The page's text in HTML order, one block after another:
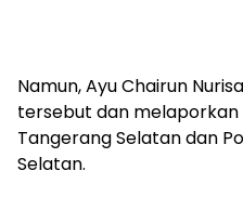
Namun, Ayu Chairun
tersebut dan melaporkan
Tangerang Selatan dan
Selatan.